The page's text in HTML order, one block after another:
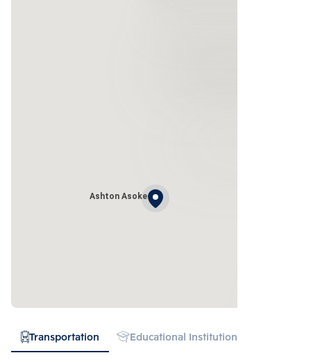
Ashton Asoke
Transportation Educational Institution